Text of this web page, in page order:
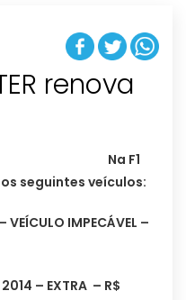
renova
Na F1
os seguintes veículos:
VEÍCULO IMPECÁVEL –
– EXTRA – R$